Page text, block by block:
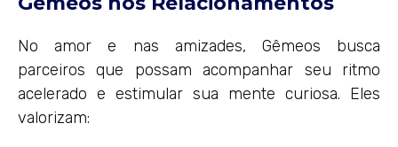
No amor e nas amizades, Gêmeos busca
parceiros que possam acompanhar seu ritmo
acelerado e estimular sua mente curiosa. Eles
valorizam: